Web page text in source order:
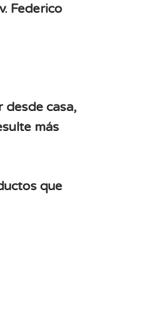
Federico
desde casa,
más
que